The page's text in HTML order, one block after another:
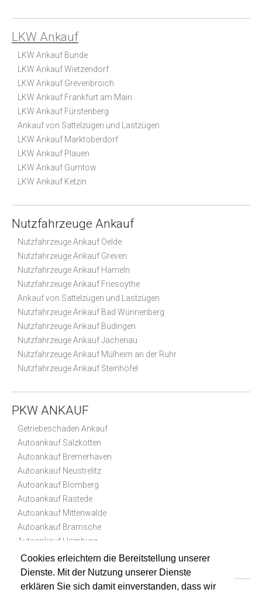
Cookies erleichtern die Bereitstellung unserer
Dienste. Mit der Nutzung unserer Dienste
erklären Sie sich damit einverstanden, dass wir
LKW Ankauf
LKW Ankauf Bunde
LKW Ankauf Wietzendorf
LKW Ankauf Grevenbroich
LKW Ankauf Frankfurt am Main
LKW Ankauf Fürstenberg
Ankauf von Sattelzügen und Lastzügen
LKW Ankauf Marktoberdorf
LKW Ankauf Plauen
LKW Ankauf Gumtow
LKW Ankauf Ketzin
Nutzfahrzeuge Ankauf
Nutzfahrzeuge Ankauf Oelde
Nutzfahrzeuge Ankauf Greven
Nutzfahrzeuge Ankauf Hameln
Nutzfahrzeuge Ankauf Friesoythe
Ankauf von Sattelzügen und Lastzügen
Nutzfahrzeuge Ankauf Bad Wünnenberg
Nutzfahrzeuge Ankauf Büdingen
Nutzfahrzeuge Ankauf Jachenau
Nutzfahrzeuge Ankauf Mülheim an der Ruhr
Nutzfahrzeuge Ankauf Steinhöfel
PKW ANKAUF
Getriebeschaden Ankauf
Autoankauf Salzkotten
Autoankauf Bremerhaven
Autoankauf Neustrelitz
Autoankauf Blomberg
Autoankauf Rastede
Autoankauf Mittenwalde
Autoankauf Bramsche
Autoankauf Hamburg
Autoankauf Warburg